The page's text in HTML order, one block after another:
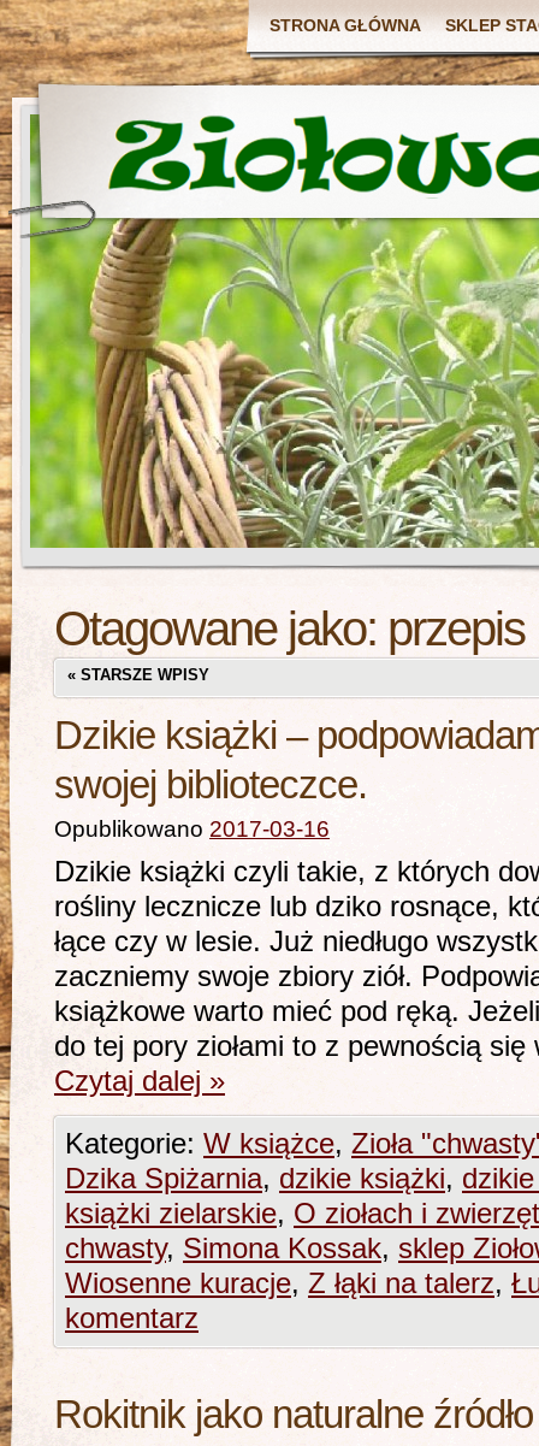
STRONA GŁÓWNA SKLEP
Otagowane jako: przepis
« STARSZE WPISY
Dzikie książki –
swojej biblioteczce.
Opublikowano 2017-03-16
Dzikie książki czyli takie, z których
rośliny lecznicze lub dziko rosnące,
łące czy w lesie. Już niedługo
zaczniemy swoje zbiory ziół.
książkowe warto mieć pod ręką.
do tej pory ziołami to z pewnością
Czytaj dalej »
Kategorie: W książce, Zioła
Dzika Spiżarnia, dzikie książki,
książki zielarskie, O ziołach i
chwasty, Simona Kossak, sklep
Wiosenne kuracje, Z łąki na talerz,
komentarz
Rokitnik jako naturalne